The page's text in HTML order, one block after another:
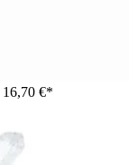
16,70 €*